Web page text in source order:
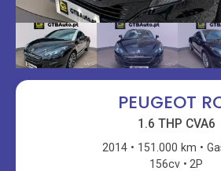
PEUGEOT
1.6 THP CVA6
2014 151.000 km
156cv
2P